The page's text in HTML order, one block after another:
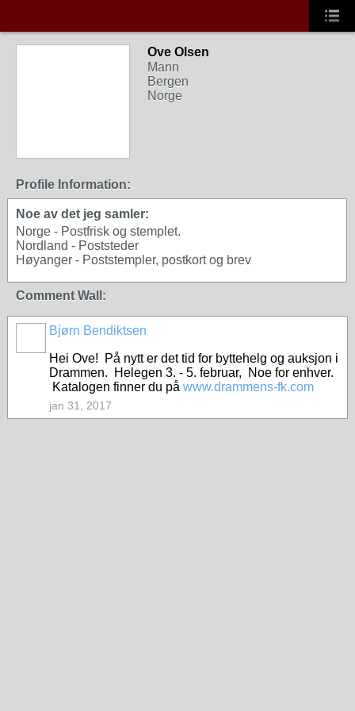
Ove Olsen
Mann
Bergen
Norge
Profile Information:
Noe av det jeg samler:
Norge - Postfrisk og stemplet.
Nordland - Poststeder
Høyanger - Poststempler, postkort og brev
Comment Wall:
Bjørn Bendiktsen
Hei Ove!
På nytt er det tid for byttehelg og auksjon i
Drammen. Helegen 3. - 5. februar, Noe for enhver.
Katalogen finner du på www.drammens-fk.com
jan 31, 2017